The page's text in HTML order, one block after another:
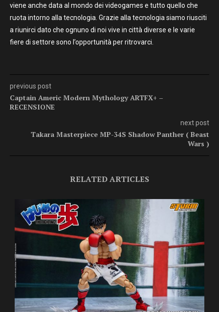
viene anche data al mondo dei videogames e tutto quello che
ruota intorno alla tecnologia. Grazie alla tecnologia siamo riusciti
a riunirci dato che ognuno di noi vive in città diverse e le varie
fiere di settore sono l’opportunità per ritrovarci.
previous post
Captain Americ Modern Mythology ARTFX+ –
RECENSIONE
next post
Takara Masterpiece MP-34S Shadow Panther ( Beast
Wars )
RELATED ARTICLES